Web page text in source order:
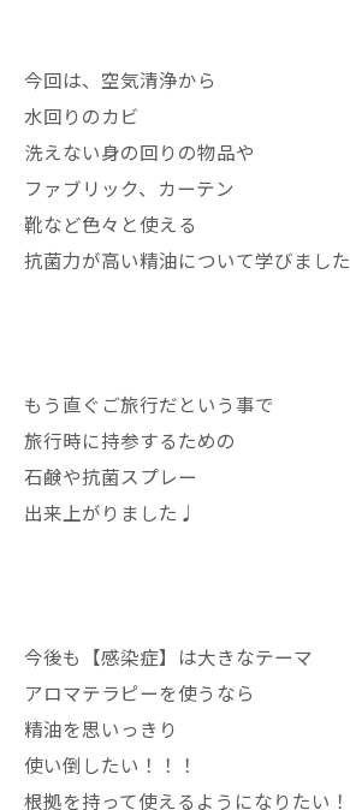
今回は、空気清浄から
水回りのカビ
洗えない身の回りの物品や
ファブリック、カーテン
靴など色々と使える
抗菌力が高い精油について学びました
もう直ぐご旅行だという事で
旅行時に持参するための
石鹸や抗菌スプレー
出来上がりました♩
今後も【感染症】は大きなテーマ
アロマテラピーを使うなら
精油を思いっきり
使い倒したい！！！
根拠を持って使えるようになりたい！